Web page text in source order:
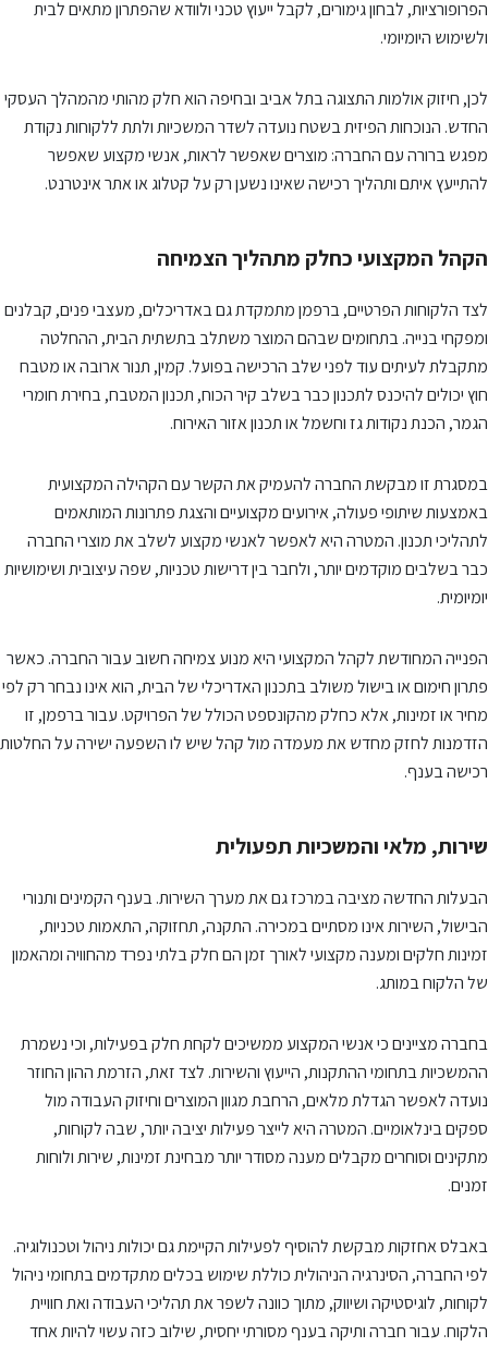
הפרופורציות, לבחון גימורים, לקבל ייעוץ טכני ולוודא שהפתרון מתאים לבית
ולשימוש היומיומי.
לכן, חיזוק אולמות התצוגה בתל אביב ובחיפה הוא חלק מהותי מהמהלך העסקי
החדש. הנוכחות הפיזית בשטח נועדה לשדר המשכיות ולתת ללקוחות נקודת
מפגש ברורה עם החברה: מוצרים שאפשר לראות, אנשי מקצוע שאפשר
להתייעץ איתם ותהליך רכישה שאינו נשען רק על קטלוג או אתר אינטרנט.
הקהל המקצועי כחלק מתהליך הצמיחה
לצד הלקוחות הפרטיים, ברפמן מתמקדת גם באדריכלים, מעצבי פנים, קבלנים
ומפקחי בנייה. בתחומים שבהם המוצר משתלב בתשתית הבית, ההחלטה
מתקבלת לעיתים עוד לפני שלב הרכישה בפועל. קמין, תנור ארובה או מטבח
חוץ יכולים להיכנס לתכנון כבר בשלב קיר הכוח, תכנון המטבח, בחירת חומרי
הגמר, הכנת נקודות גז וחשמל או תכנון אזור האירוח.
במסגרת זו מבקשת החברה להעמיק את הקשר עם הקהילה המקצועית
באמצעות שיתופי פעולה, אירועים מקצועיים והצגת פתרונות המותאמים
לתהליכי תכנון. המטרה היא לאפשר לאנשי מקצוע לשלב את מוצרי החברה
כבר בשלבים מוקדמים יותר, ולחבר בין דרישות טכניות, שפה עיצובית ושימושיות
יומיומית.
הפנייה המחודשת לקהל המקצועי היא מנוע צמיחה חשוב עבור החברה. כאשר
פתרון חימום או בישול משולב בתכנון האדריכלי של הבית, הוא אינו נבחר רק לפי
מחיר או זמינות, אלא כחלק מהקונספט הכולל של הפרויקט. עבור ברפמן, זו
הזדמנות לחזק מחדש את מעמדה מול קהל שיש לו השפעה ישירה על החלטות
רכישה בענף.
שירות, מלאי והמשכיות תפעולית
הבעלות החדשה מציבה במרכז גם את מערך השירות. בענף הקמינים ותנורי
הבישול, השירות אינו מסתיים במכירה. התקנה, תחזוקה, התאמות טכניות,
זמינות חלקים ומענה מקצועי לאורך זמן הם חלק בלתי נפרד מהחוויה ומהאמון
של הלקוח במותג.
בחברה מציינים כי אנשי המקצוע ממשיכים לקחת חלק בפעילות, וכי נשמרת
ההמשכיות בתחומי ההתקנות, הייעוץ והשירות. לצד זאת, הזרמת ההון החוזר
נועדה לאפשר הגדלת מלאים, הרחבת מגוון המוצרים וחיזוק העבודה מול
ספקים בינלאומיים. המטרה היא לייצר פעילות יציבה יותר, שבה לקוחות,
מתקינים וסוחרים מקבלים מענה מסודר יותר מבחינת זמינות, שירות ולוחות
זמנים.
באבלס אחזקות מבקשת להוסיף לפעילות הקיימת גם יכולות ניהול וטכנולוגיה.
לפי החברה, הסינרגיה הניהולית כוללת שימוש בכלים מתקדמים בתחומי ניהול
לקוחות, לוגיסטיקה ושיווק, מתוך כוונה לשפר את תהליכי העבודה ואת חוויית
הלקוח. עבור חברה ותיקה בענף מסורתי יחסית, שילוב כזה עשוי להיות אחד